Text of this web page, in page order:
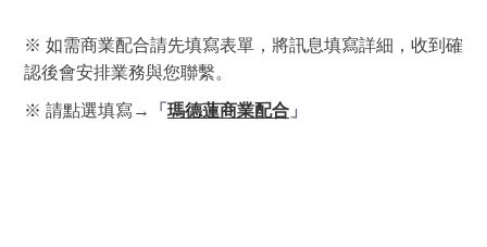
※ 如需商業配合請先填寫表單，將訊息填寫詳細，收到確
認後會安排業務與您聯繫。
※ 請點選填寫→ 「 瑪德蓮商業配合 」